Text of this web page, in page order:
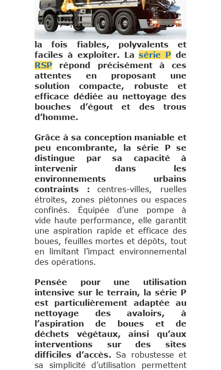
la fois fiables, polyvalents et
faciles à exploiter. Lasérie P de
RSP répond précisément à ces
attentes en proposant une
solution compacte, robuste et
efficace dédiée au nettoyage des
bouches d’égout et des trous
d’homme.
Grâce à sa conception maniable et
peu encombrante, la série P se
distingue par sa capacité à
intervenir dans les
environnements urbains
contraints :centres-villes, ruelles
étroites, zones piétonnes ou espaces
confinés. Équipée d’une pompe à
vide haute performance, elle garantit
une aspiration rapide et efficace des
boues, feuilles mortes et dépôts, tout
en limitant l’impact environnemental
des opérations.
Pensée pour une utilisation
intensive sur le terrain, la série P
est particulièrement adaptée au
nettoyage des avaloirs, à
l’aspiration de boues et de
déchets végétaux, ainsi qu’aux
interventions sur des sites
difficiles d’accès. Sa robustesse et
sa simplicité d’utilisation permettent